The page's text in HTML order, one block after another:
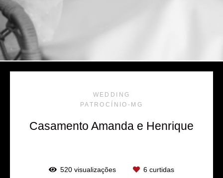
WEDDING
PATROCÍNIO-MG
Casamento Amanda e Henrique
520 visualizações 6 curtidas